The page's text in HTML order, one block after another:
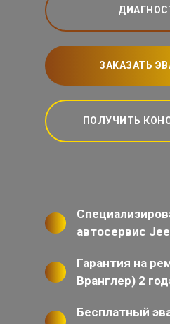
ЗАКАЗАТЬ
ПОЛУЧИТЬ
автосервис
Гарантия на
Вранглер) 2
Бесплатный